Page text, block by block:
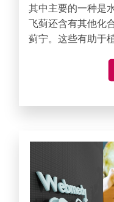
其中主要的一种是
飞蓟还含有其他化
蓟宁。这些有助于